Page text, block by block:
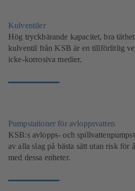
Kulventiler
Hög tryckbärande kapacitet, bra
kulventil från KSB är en tillförlitlig
icke-korrosiva medier.
Pumpstationer för avloppsvatten
KSB:s avlopps- och
av alla slag på bästa sätt utan risk för
med dessa enheter.